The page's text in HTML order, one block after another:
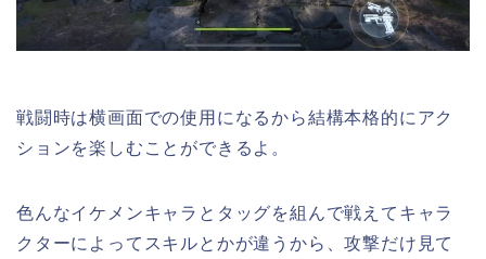
戦闘時は横画面での使用になるから結構本格的にアク
ションを楽しむことができるよ。
色んなイケメンキャラとタッグを組んで戦えてキャラ
クターによってスキルとかが違うから、攻撃だけ見て